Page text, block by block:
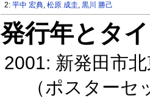
2:平中 宏典,松原 成圭,黒川 勝己
発行年とタ
2001: 新発田市
（ポスターセ